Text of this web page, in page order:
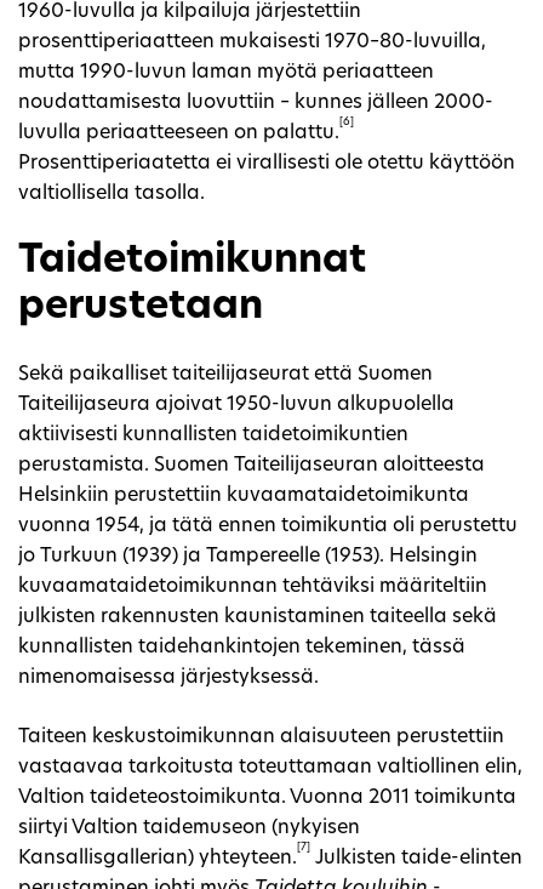
1960-luvulla ja kilpailuja järjestettiin
prosenttiperiaatteen mukaisesti 1970–80-luvuilla,
mutta 1990-luvun laman myötä periaatteen
noudattamisesta luovuttiin – kunnes jälleen 2000-
luvulla periaatteeseen on palattu.
[6]
Prosenttiperiaatetta ei virallisesti ole otettu käyttöön
valtiollisella tasolla.
Taidetoimikunnat
perustetaan
Sekä paikalliset taiteilijaseurat että Suomen
Taiteilijaseura ajoivat 1950-luvun alkupuolella
aktiivisesti kunnallisten taidetoimikuntien
perustamista. Suomen Taiteilijaseuran aloitteesta
Helsinkiin perustettiin kuvaamataidetoimikunta
vuonna 1954, ja tätä ennen toimikuntia oli perustettu
jo Turkuun (1939) ja Tampereelle (1953). Helsingin
kuvaamataidetoimikunnan tehtäviksi määriteltiin
julkisten rakennusten kaunistaminen taiteella sekä
kunnallisten taidehankintojen tekeminen, tässä
nimenomaisessa järjestyksessä.
Taiteen keskustoimikunnan alaisuuteen perustettiin
vastaavaa tarkoitusta toteuttamaan valtiollinen elin,
Valtion taideteostoimikunta. Vuonna 2011 toimikunta
siirtyi Valtion taidemuseon (nykyisen
Kansallisgallerian) yhteyteen.
[7]
Julkisten taide-elinten